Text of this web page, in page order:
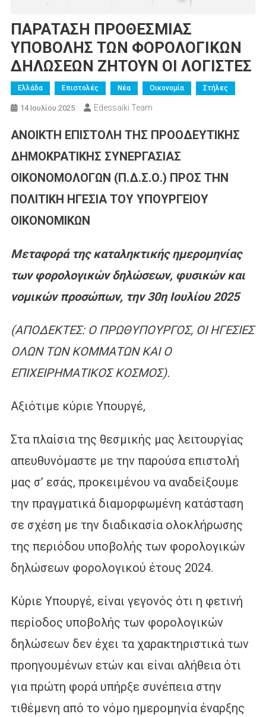
ΠΑΡΑΤΑΣΗ ΠΡΟΘΕΣΜΙΑΣ
ΥΠΟΒΟΛΗΣ ΤΩΝ ΦΟΡΟΛΟΓΙΚΩΝ
ΔΗΛΩΣΕΩΝ ΖΗΤΟΥΝ ΟΙ ΛΟΓΙΣΤΕΣ
Ελλάδα Επιστολές Νέα Οικονομία Στήλες
14 Ιουλίου 2025 Edessaiki Team
ΑΝΟΙΚΤΗ ΕΠΙΣΤΟΛΗ ΤΗΣ ΠΡΟΟΔΕΥΤΙΚΗΣ
ΔΗΜΟΚΡΑΤΙΚΗΣ ΣΥΝΕΡΓΑΣΙΑΣ
ΟΙΚΟΝΟΜΟΛΟΓΩΝ (Π.Δ.Σ.Ο.) ΠΡΟΣ ΤΗΝ
ΠΟΛΙΤΙΚΗ ΗΓΕΣΙΑ ΤΟΥ ΥΠΟΥΡΓΕΙΟΥ
ΟΙΚΟΝΟΜΙΚΩΝ
Μεταφορά της καταληκτικής ημερομηνίας
των φορολογικών δηλώσεων, φυσικών και
νομικών προσώπων, την 30η Ιουλίου 2025
(ΑΠΟΔΕΚΤΕΣ: Ο ΠΡΩΘΥΠΟΥΡΓΟΣ, ΟΙ ΗΓΕΣΙΕΣ
ΟΛΩΝ ΤΩΝ ΚΟΜΜΑΤΩΝ ΚΑΙ Ο
ΕΠΙΧΕΙΡΗΜΑΤΙΚΟΣ ΚΟΣΜΟΣ).
Αξιότιμε κύριε Υπουργέ,
Στα πλαίσια της θεσμικής μας λειτουργίας
απευθυνόμαστε με την παρούσα επιστολή
μας σ’ εσάς, προκειμένου να αναδείξουμε
την πραγματικά διαμορφωμένη κατάσταση
σε σχέση με την διαδικασία ολοκλήρωσης
της περιόδου υποβολής των φορολογικών
δηλώσεων φορολογικού έτους 2024.
Κύριε Υπουργέ, είναι γεγονός ότι η φετινή
περίοδος υποβολής των φορολογικών
δηλώσεων δεν έχει τα χαρακτηριστικά των
προηγουμένων ετών και είναι αλήθεια ότι
για πρώτη φορά υπήρξε συνέπεια στην
τιθέμενη από το νόμο ημερομηνία έναρξης